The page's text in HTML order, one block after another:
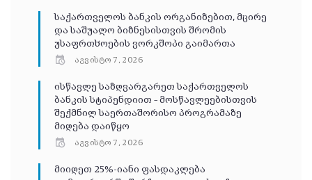
საქართველოს ბანკის ორგანიზებით, მცირე
და საშუალო ბიზნესისთვის შრომის
უსაფრთხოების ვორკშოპი გაიმართა
აგვისტო 7, 2026
ისწავლე საზღვარგარეთ საქართველოს
ბანკის სტიპენდიით – მოსწავლეებისთვის
შექმნილ საერთაშორისო პროგრამაზე
მიღება დაიწყო
აგვისტო 7, 2026
მიიღეთ 25%-იანი ფასდაკლება